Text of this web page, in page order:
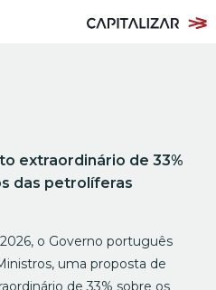
extraordinário de 33%
das petrolíferas
o Governo português
uma proposta de
de 33% sobre os